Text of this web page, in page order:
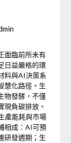
面臨前所未有
日益嚴格的環
料與AI決策系
慧化路徑。生
物發酵，不僅
現負碳排放。
產能耗與市場
相成：AI可預
研發週期；生